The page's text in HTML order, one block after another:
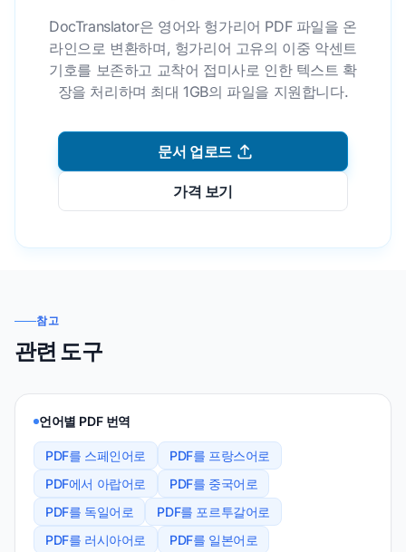
DocTranslator은 영어와 헝가리어 PDF 파일을 온
라인으로 변환하며, 헝가리어 고유의 이중 악센트
기호를 보존하고 교착어 접미사로 인한 텍스트 확
장을 처리하며 최대 1GB의 파일을 지원합니다.
문서 업로드
가격 보기
참고
관련 도구
언어별 PDF 번역
PDF를 스페인어로
PDF를 프랑스어로
PDF에서 아랍어로
PDF를 중국어로
PDF를 독일어로
PDF를 포르투갈어로
PDF를 러시아어로
PDF를 일본어로